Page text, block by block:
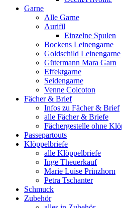
Garne
Alle Garne
Aurifil
Einzelne Spulen
Bockens Leinengarne
Goldschild Leinengarne
Gütermann Mara Garn
Effektgarne
Seidengarne
Venne Colcoton
Fächer & Brief
Infos zu Fächer & Brief
alle Fächer & Briefe
Fächergestelle ohne
Passepartouts
Klöppelbriefe
alle Klöppelbriefe
Inge Theuerkauf
Marie Luise Prinzhorn
Petra Tschanter
Schmuck
Zubehör